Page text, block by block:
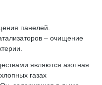
панелей.
– очищение
являются азотная
газах